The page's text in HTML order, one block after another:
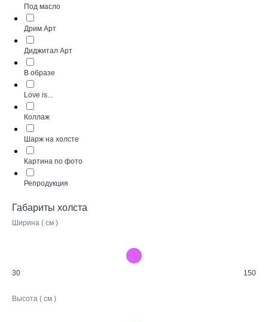
Под масло
Дрим Арт
Диджитал Арт
В образе
Love is...
Коллаж
Шарж на холсте
Картина по фото
Репродукция
Габариты холста
Ширина ( см )
30 150
Высота ( см )